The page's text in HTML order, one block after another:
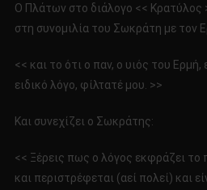
Ο Πλάτων στο διάλογο << Κρατύλος
στη συνομιλία του Σωκράτη με τον
<< και το ότι ο παν, ο υιός του Ερμή,
ειδικό λόγο, φίλτατέ μου. >>
Και συνεχίζει ο Σωκράτης:
<< Ξέρεις πως ο λόγος εκφράζει το
και περιστρέφεται (αεί πολεί) και